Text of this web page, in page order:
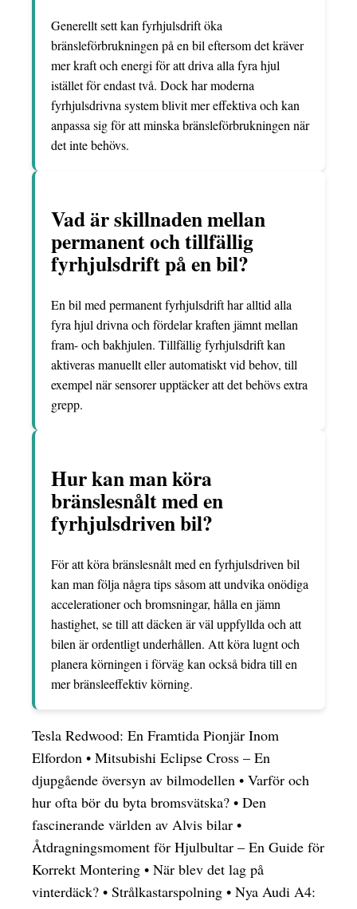
Generellt sett kan fyrhjulsdrift öka
bränsleförbrukningen på en bil eftersom det kräver
mer kraft och energi för att driva alla fyra hjul
istället för endast två. Dock har moderna
fyrhjulsdrivna system blivit mer effektiva och kan
anpassa sig för att minska bränsleförbrukningen när
det inte behövs.
Vad är skillnaden mellan
permanent och tillfällig
fyrhjulsdrift på en bil?
En bil med permanent fyrhjulsdrift har alltid alla
fyra hjul drivna och fördelar kraften jämnt mellan
fram- och bakhjulen. Tillfällig fyrhjulsdrift kan
aktiveras manuellt eller automatiskt vid behov, till
exempel när sensorer upptäcker att det behövs extra
grepp.
Hur kan man köra
bränslesnålt med en
fyrhjulsdriven bil?
För att köra bränslesnålt med en fyrhjulsdriven bil
kan man följa några tips såsom att undvika onödiga
accelerationer och bromsningar, hålla en jämn
hastighet, se till att däcken är väl uppfyllda och att
bilen är ordentligt underhållen. Att köra lugnt och
planera körningen i förväg kan också bidra till en
mer bränsleeffektiv körning.
Tesla Redwood: En Framtida Pionjär Inom
Elfordon • Mitsubishi Eclipse Cross – En
djupgående översyn av bilmodellen • Varför och
hur ofta bör du byta bromsvätska? • Den
fascinerande världen av Alvis bilar •
Åtdragningsmoment för Hjulbultar – En Guide för
Korrekt Montering • När blev det lag på
vinterdäck? • Strålkastarspolning • Nya Audi A4: